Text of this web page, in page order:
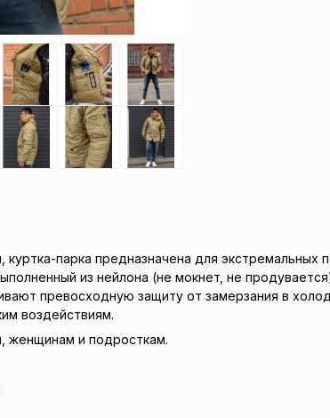
парка предназначена для
из нейлона (не мокнет, не
превосходную защиту от замерзания в
воздействиям.
женщинам и подросткам.